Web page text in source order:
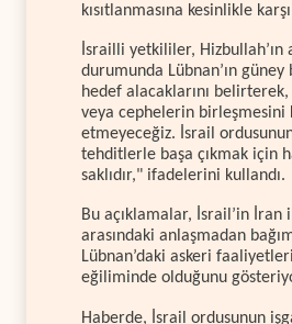
kısıtlanmasına kesinlikle karşı
İsrailli yetkililer, Hizbullah’ın
durumunda Lübnan’ın
hedef alacaklarını
veya cephelerin birleşmesini
etmeyeceğiz. İsrail
tehditlerle başa çıkmak için
saklıdır," ifadelerini kullandı.
Bu açıklamalar, İsrail’in İran
arasındaki anlaşmadan
Lübnan’daki askeri
eğiliminde olduğunu
Haberde, İsrail ordusunun